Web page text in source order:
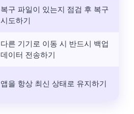
복구 파일이 있는지 점검 후 복구
시도하기
다른 기기로 이동 시 반드시 백업
데이터 전송하기
앱을 항상 최신 상태로 유지하기